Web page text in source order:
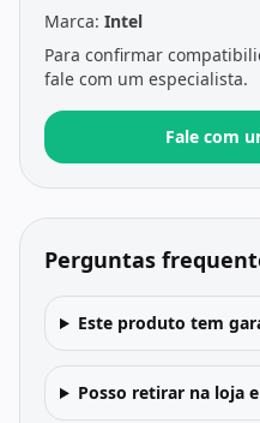
Marca: Intel
Para confirmar
fale com um especialista.
Fale com
Perguntas
Este produto tem
Posso retirar na loja